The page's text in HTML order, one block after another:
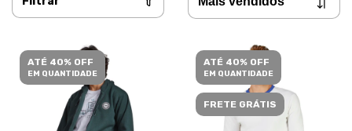
ATÉ 40% OFF
EM QUANTIDADE
ATÉ 40% OFF
EM QUANTIDADE
FRETE GRÁTIS